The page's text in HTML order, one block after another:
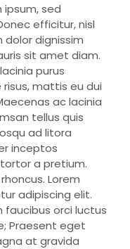
sed
efficitur, nisl
dignissim
sit amet diam.
purus
mattis eu dui
ac lacinia
tellus quis
ad litora
inceptos
a pretium.
Lorem
adipiscing elit.
faucibus orci luctus
Praesent eget
at gravida